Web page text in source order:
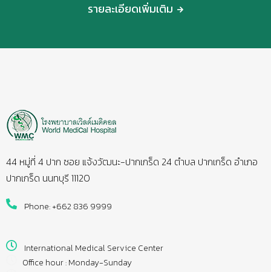
รายละเอียดเพิ่มเติม
44 หมู่ที่ 4 ปาก ซอย แจ้งวัฒนะ-ปากเกร็ด 24 ตำบล ปากเกร็ด อำเภอ
ปากเกร็ด นนทบุรี 11120
Phone: +662 836 9999
International Medical Service Center
Office hour : Monday-Sunday